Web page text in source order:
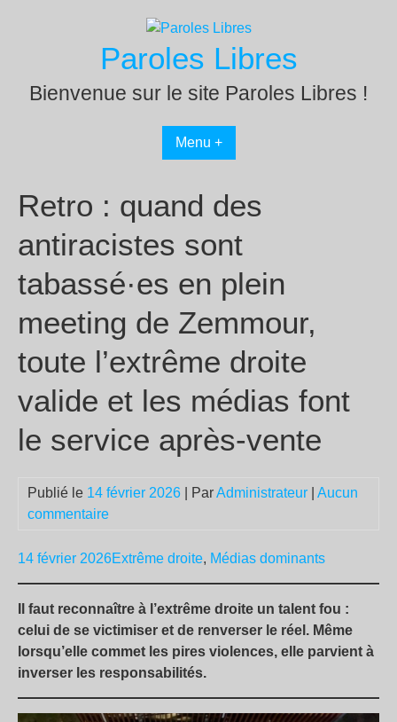
Paroles Libres
Bienvenue sur le site Paroles Libres !
Menu +
Retro : quand des
antiracistes sont
tabassé·es en plein
meeting de Zemmour,
toute l’extrême droite
valide et les médias font
le service après-vente
Publié le 14 février 2026 | ParAdministrateur
Aucun
commentaire
14 février 2026Extrême droite, Médias dominants
Il faut reconnaître à l’extrême droite un talent fou :
celui de se victimiser et de renverser le réel. Même
lorsqu’elle commet les pires violences, elle parvient à
inverser les responsabilités.